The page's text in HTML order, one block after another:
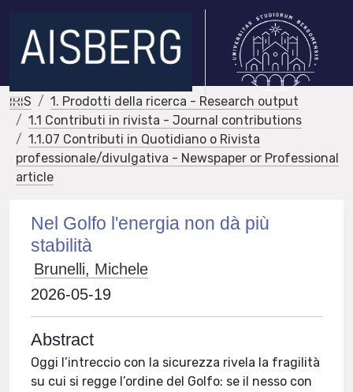
IRIS
1. Prodotti della ricerca - Research output
1.1 Contributi in rivista - Journal contributions
1.1.07 Contributi in Quotidiano o Rivista
professionale/divulgativa - Newspaper or Professional
article
Nel Golfo l'energia non dà più
stabilità
Brunelli, Michele
2026-05-19
Abstract
Oggi l’intreccio con la sicurezza rivela la fragilità
su cui si regge l’ordine del Golfo: se il nesso con